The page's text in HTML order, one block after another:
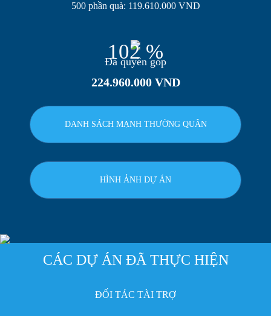
500 phần quà: 119.610.000 VND
102 %
Đã quyên góp
224.960.000 VND
DANH SÁCH MẠNH THƯỜNG QUÂN
HÌNH ẢNH DỰ ÁN
CÁC DỰ ÁN ĐÃ THỰC HIỆN
ĐỐI TÁC TÀI TRỢ